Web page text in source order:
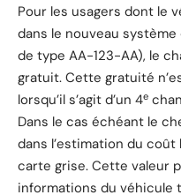
Pour les usagers dont le
dans le nouveau
de type AA-123-AA), le
gratuit. Cette gratuité
lorsqu’il s’agit d’un 4e
Dans le cas échéant le
dans l’estimation du
carte grise. Cette valeur
informations du véhicule